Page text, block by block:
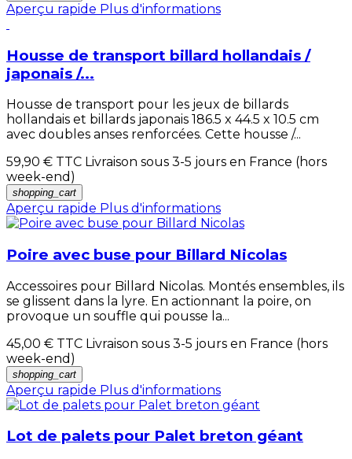
Aperçu rapide Plus d'informations
Housse de transport billard hollandais /
japonais /...
Housse de transport pour les jeux de billards
hollandais et billards japonais 186.5 x 44.5 x 10.5 cm
avec doubles anses renforcées. Cette housse /...
59,90 € TTC Livraison sous 3-5 jours en France (hors
week-end)
shopping_cart
Aperçu rapide Plus d'informations
Poire avec buse pour Billard Nicolas
Accessoires pour Billard Nicolas. Montés ensembles, ils
se glissent dans la lyre. En actionnant la poire, on
provoque un souffle qui pousse la...
45,00 € TTC Livraison sous 3-5 jours en France (hors
week-end)
shopping_cart
Aperçu rapide Plus d'informations
Lot de palets pour Palet breton géant